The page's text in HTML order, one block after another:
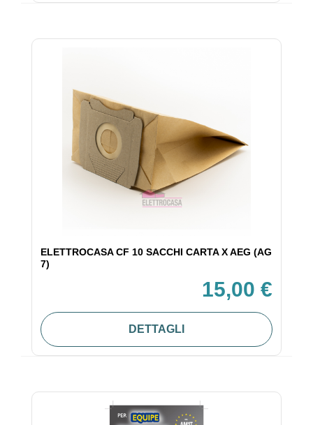
ELETTROCASA CF 10 SACCHI CARTA X AEG (AG
7)
15,00 €
DETTAGLI